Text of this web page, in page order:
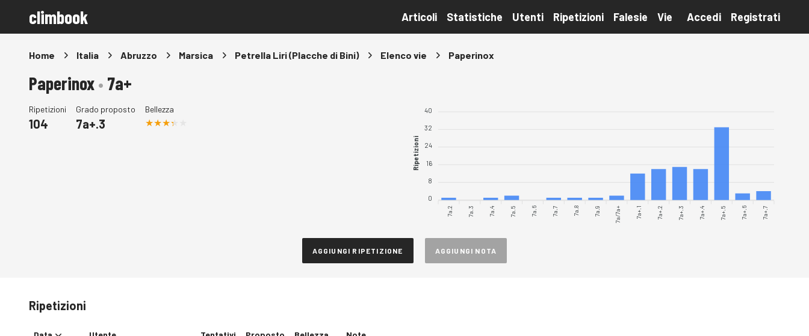
climbook Articoli Statistiche Utenti Ripetizioni Falesie Vie Accedi Registrati
Home Italia Abruzzo Marsica Petrella Liri (Placche di Bini) Elenco vie Paperinox
Paperinox• 7a+
Ripetizioni
104
Grado proposto
7a+.3
Bellezza 40
32
24
16
8
0
Ripetizioni
7a.2 7a.3 7a.4 7a.5 7a.6 7a.7 7a.8 7a.9 7a/7a+ 7a+.1 7a+.2 7a+.3 7a+.4 7a+.5 7a+.6 7a+.7
AGGIUNGI RIPETIZIONE AGGIUNGI NOTA
Ripetizioni